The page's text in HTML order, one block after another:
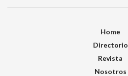
Home
Directorio
Revista
Nosotros